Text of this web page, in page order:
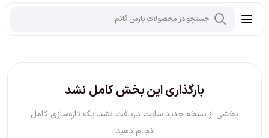
بارگذاری این بخش کامل نشد
بخشی از نسخه جدید سایت دریافت نشد. یک تازه‌سازی کامل
انجام دهید.